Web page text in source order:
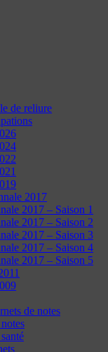
de reliure
2017
2017 – Saison 1
2017 – Saison 2
2017 – Saison 3
2017 – Saison 4
2017 – Saison 5
de notes